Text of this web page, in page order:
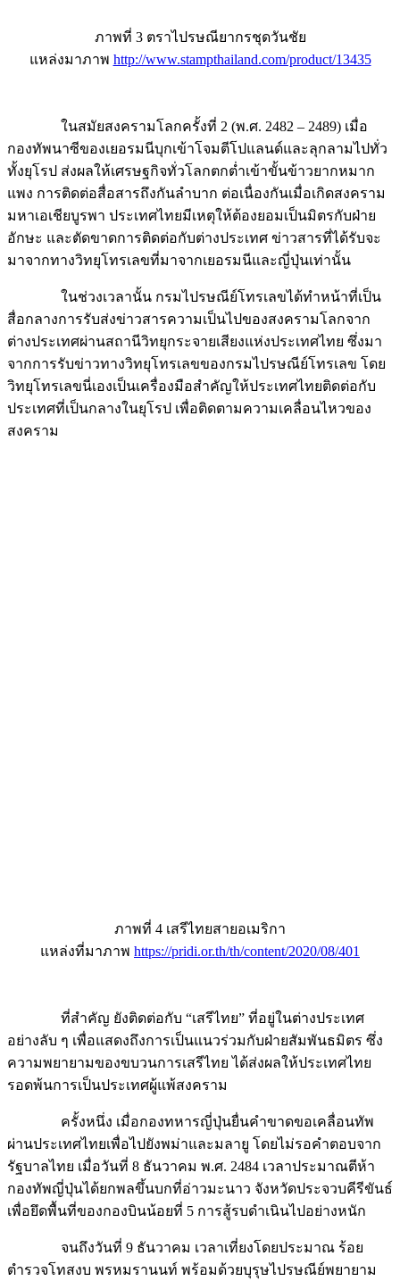
แหล่งมาภาพhttp://www.stampthailand.com/product/13435
กองทัพนาซีของเยอรมนีบุกเข้าโจมตีโปแลนด์และลุกลามไปทั่ว
ทั้งยุโรป ส่งผลให้เศรษฐกิจทั่วโลกตกต่ำเข้าขั้นข้าวยากหมาก
แพง การติดต่อสื่อสารถึงกันลำบาก ต่อเนื่องกันเมื่อเกิดสงคราม
มหาเอเชียบูรพา ประเทศไทยมีเหตุให้ต้องยอมเป็นมิตรกับฝ่าย
อักษะ และตัดขาดการติดต่อกับต่างประเทศ ข่าวสารที่ได้รับจะ
มาจากทางวิทยุโทรเลขที่มาจากเยอรมนีและญี่ปุ่นเท่านั้น
ในช่วงเวลานั้น กรมไปรษณีย์โทรเลขได้ทำหน้าที่เป็น
สื่อกลางการรับส่งข่าวสารความเป็นไปของสงครามโลกจาก
ต่างประเทศผ่านสถานีวิทยุกระจายเสียงแห่งประเทศไทย ซึ่งมา
จากการรับข่าวทางวิทยุโทรเลขของกรมไปรษณีย์โทรเลข โดย
วิทยุโทรเลขนี่เองเป็นเครื่องมือสำคัญให้ประเทศไทยติดต่อกับ
ประเทศที่เป็นกลางในยุโรป เพื่อติดตามความเคลื่อนไหวของ
สงคราม
แหล่งที่มาภาพhttps://pridi.or.th/th/content/2020/08/401
อย่างลับ ๆ เพื่อแสดงถึงการเป็นแนวร่วมกับฝ่ายสัมพันธมิตร ซึ่ง
ความพยายามของขบวนการเสรีไทย ได้ส่งผลให้ประเทศไทย
รอดพ้นการเป็นประเทศผู้แพ้สงคราม
ครั้งหนึ่ง เมื่อกองทหารญี่ปุ่นยื่นคำขาดขอเคลื่อนทัพ
ผ่านประเทศไทยเพื่อไปยังพม่าและมลายู โดยไม่รอคำตอบจาก
รัฐบาลไทย เมื่อวันที่ 8 ธันวาคม พ.ศ. 2484 เวลาประมาณตีห้า
กองทัพญี่ปุ่นได้ยกพลขึ้นบกที่อ่าวมะนาว จังหวัดประจวบคีรีขันธ์
เพื่อยึดพื้นที่ของกองบินน้อยที่ 5 การสู้รบดำเนินไปอย่างหนัก
จนถึงวันที่ 9 ธันวาคม เวลาเที่ยงโดยประมาณ ร้อย
ตำรวจโทสงบ พรหมรานนท์ พร้อมด้วยบุรุษไปรษณีย์พยายาม
นำโทรเลขของจอมพล ป. พิบูลสงคราม นายกรัฐมนตรีและผู้